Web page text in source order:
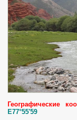
Географические
E77°55'59